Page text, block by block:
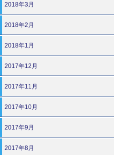
2018年3月
2018年2月
2018年1月
2017年12月
2017年11月
2017年10月
2017年9月
2017年8月